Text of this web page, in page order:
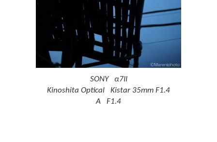
SONY α7II
Kinoshita Optical Kistar 35mm F1.4
A F1.4